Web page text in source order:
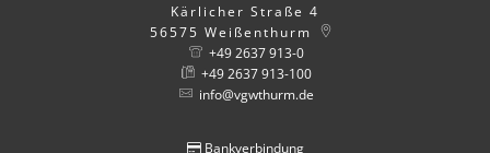
Kärlicher Straße 4
56575 Weißenthurm
+49 2637 913-0
+49 2637 913-100
info@vgwthurm.de
Bankverbindung